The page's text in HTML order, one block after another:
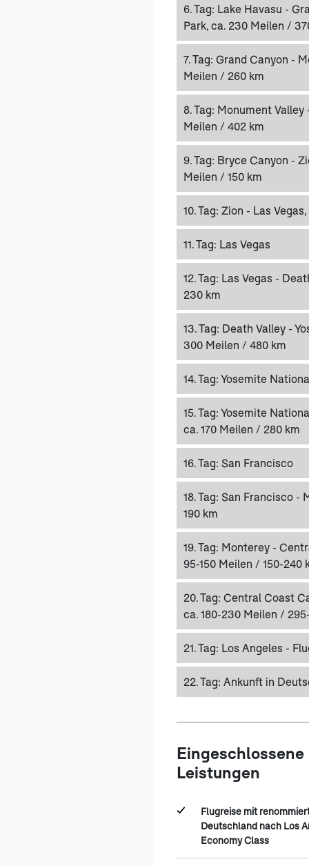
6. Tag: Lake Havasu -
Park, ca. 230 Meilen /
7. Tag: Grand Canyon -
Meilen / 260 km
8. Tag: Monument Valley
Meilen / 402 km
9. Tag: Bryce Canyon -
Meilen / 150 km
10. Tag: Zion - Las
11. Tag: Las Vegas
12. Tag: Las Vegas -
230 km
13. Tag: Death Valley -
300 Meilen / 480 km
14. Tag: Yosemite
15. Tag: Yosemite
ca. 170 Meilen / 280 km
16. Tag: San Francisco
18. Tag: San Francisco -
190 km
19. Tag: Monterey -
95-150 Meilen / 150-240
20. Tag: Central Coast
ca. 180-230 Meilen /
21. Tag: Los Angeles -
22. Tag: Ankunft in
Eingeschlossene
Leistungen
Flugreise mit
Deutschland nach Los
Economy Class